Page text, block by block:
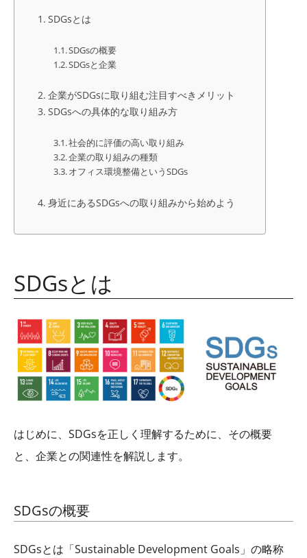
SDGsとは
SDGsの概要
SDGsと企業
企業がSDGsに取り組む注目すべきメリット
SDGsへの具体的な取り組み方
社会的に評価の高い取り組み
企業の取り組みの種類
オフィス環境整備というSDGs
身近にあるSDGsへの取り組みから始めよう
SDGsとは
はじめに、 SDGsを正しく理解するために、その概要
と、企業との関連性を解説します。
SDGsの概要
SDGsとは「Sustainable Development Goals」の略称